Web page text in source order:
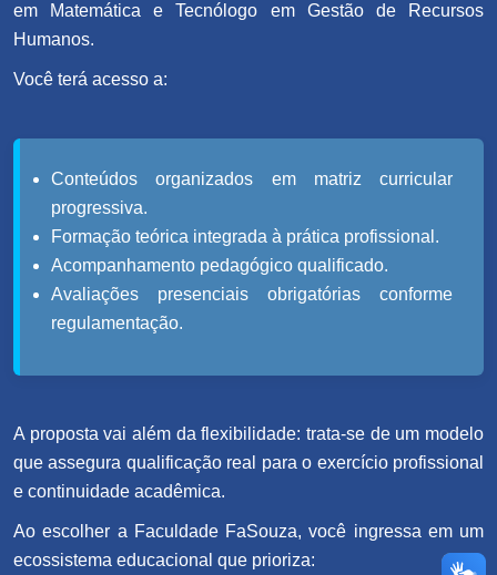
em Matemática e Tecnólogo em Gestão de Recursos
Humanos.
Você terá acesso a:
Conteúdos organizados em matriz curricular
progressiva.
Formação teórica integrada à prática profissional.
Acompanhamento pedagógico qualificado.
Avaliações presenciais obrigatórias conforme
regulamentação.
A proposta vai além da flexibilidade: trata-se de um modelo
que assegura qualificação real para o exercício profissional
e continuidade acadêmica.
Ao escolher a Faculdade FaSouza, você ingressa em um
ecossistema educacional que prioriza: